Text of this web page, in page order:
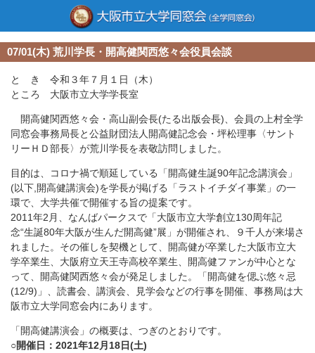
07/01(木) 荒川学長・開高健関西悠々会役員会談
と き 令和３年７月１日（木）
ところ 大阪市立大学学長室
開高健関西悠々会・高山副会長(たる出版会長)、会員の上村全学
同窓会事務局長と公益財団法人開高健記念会・坪松理事〈サント
リーＨＤ部長〉が荒川学長を表敬訪問しました。
目的は、コロナ禍で順延している「開高健生誕90年記念講演会」
(以下,開高健講演会)を学長が掲げる「ラストイチダイ事業」の一
環で、大学共催で開催する旨の提案です。
2011年2月、なんばパークスで「大阪市立大学創立130周年記
念“生誕80年大阪が生んだ開高健”展」が開催され、９千人が来場さ
れました。その催しを契機として、開高健が卒業した大阪市立大
学卒業生、大阪府立天王寺高校卒業生、開高健ファンが中心とな
って、開高健関西悠々会が発足しました。「開高健を偲ぶ悠々忌
(12/9)」、読書会、講演会、見学会などの行事を開催、事務局は大
阪市立大学同窓会内にあります。
「開高健講演会」の概要は、つぎのとおりです。
○開催日：2021年12月18日(土)